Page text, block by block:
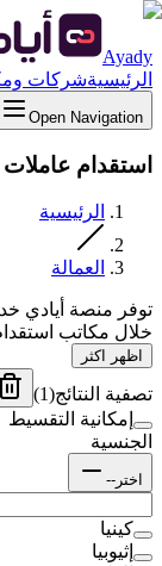
Ayady
الرئيسيةشركات
Open Navigation
استقدام
الرئيسية
العمالة
توفر منصة أيادي
خلال مكاتب
اظهر اكثر
تصفية النتائج(
1
)
إمكانية التقسيط
الجنسية
اختر--
كينيا
إثيوبيا